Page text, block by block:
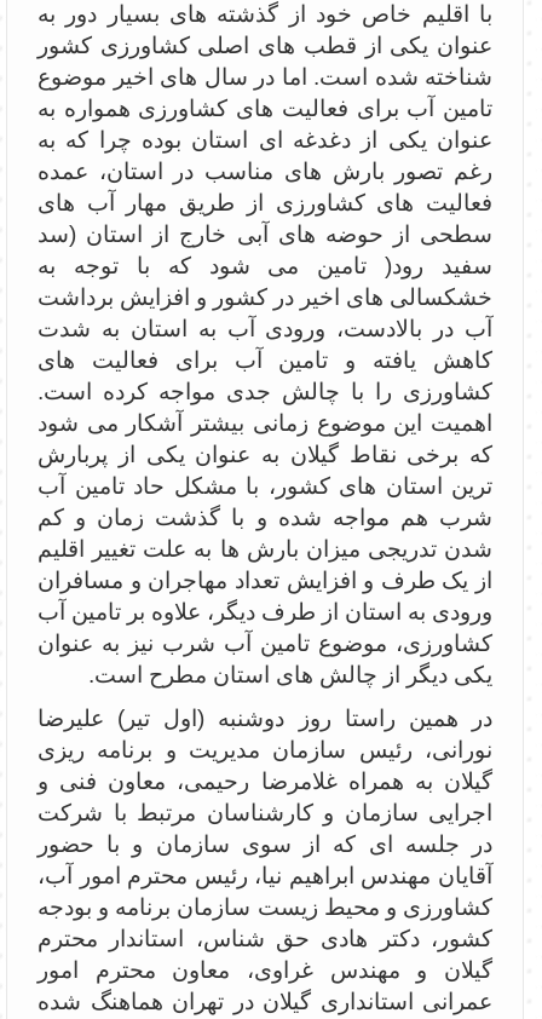
با اقلیم خاص خود از گذشته های بسیار دور به
عنوان یکی از قطب های اصلی کشاورزی کشور
شناخته شده است. اما در سال های اخیر موضوع
تامین آب برای فعالیت های کشاورزی همواره به
عنوان یکی از دغدغه ای استان بوده چرا که به
رغم تصور بارش های مناسب در استان، عمده
فعالیت های کشاورزی از طریق مهار آب های
سطحی از حوضه های آبی خارج از استان (سد
سفید رود( تامین می شود که با توجه به
خشکسالی های اخیر در کشور و افزایش برداشت
آب در بالادست، ورودی آب به استان به شدت
کاهش یافته و تامین آب برای فعالیت های
کشاورزی را با چالش جدی مواجه کرده است.
اهمیت این موضوع زمانی بیشتر آشکار می شود
که برخی نقاط گیلان به عنوان یکی از پربارش
ترین استان های کشور، با مشکل حاد تامین آب
شرب هم مواجه شده و با گذشت زمان و کم
شدن تدریجی میزان بارش ها به علت تغییر اقلیم
از یک طرف و افزایش تعداد مهاجران و مسافران
ورودی به استان از طرف دیگر، علاوه بر تامین آب
کشاورزی، موضوع تامین آب شرب نیز به عنوان
یکی دیگر از چالش های استان مطرح است.
در همین راستا روز دوشنبه (اول تیر) علیرضا
نورانی، رئیس سازمان مدیریت و برنامه ریزی
گیلان به همراه غلامرضا رحیمی، معاون فنی و
اجرایی سازمان و کارشناسان مرتبط با شرکت
در جلسه ای که از سوی سازمان و با حضور
آقایان مهندس ابراهیم نیا، رئیس محترم امور آب،
کشاورزی و محیط زیست سازمان برنامه و بودجه
کشور، دکتر هادی حق شناس، استاندار محترم
گیلان و مهندس غراوی، معاون محترم امور
عمرانی استانداری گیلان در تهران هماهنگ شده